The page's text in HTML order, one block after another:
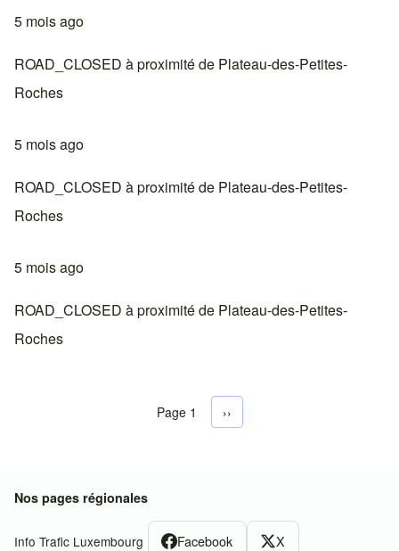
5 mois ago
ROAD_CLOSED à proximité de Plateau-des-Petites-
Roches
5 mois ago
ROAD_CLOSED à proximité de Plateau-des-Petites-
Roches
5 mois ago
ROAD_CLOSED à proximité de Plateau-des-Petites-
Roches
Pagination
Page 1 Next page
››
Nos pages régionales
Info Trafic Luxembourg Facebook X